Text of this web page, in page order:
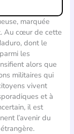
marquée
Au cœur de cette
dont le
les
alors que
militaires qui
vivent
et à
il est
l’avenir du